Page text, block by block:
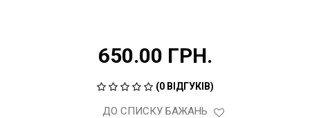
650.00 ГРН.
(0 ВІДГУКІВ)
ДО СПИСКУ БАЖАНЬ